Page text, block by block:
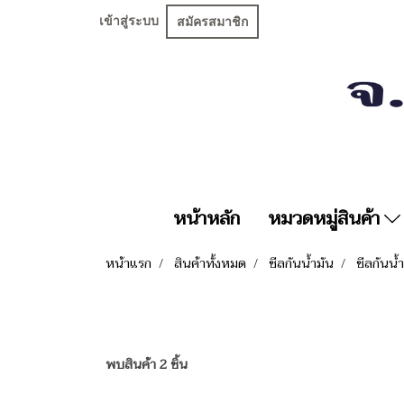
เข้าสู่ระบบ สมัครสมาชิก
หน้าหลัก หมวดหมู่สินค้า
หน้าแรก สินค้าทั้งหมด ซีลกันน้ำมัน ซีลกันน้
พบสินค้า 2 ชิ้น